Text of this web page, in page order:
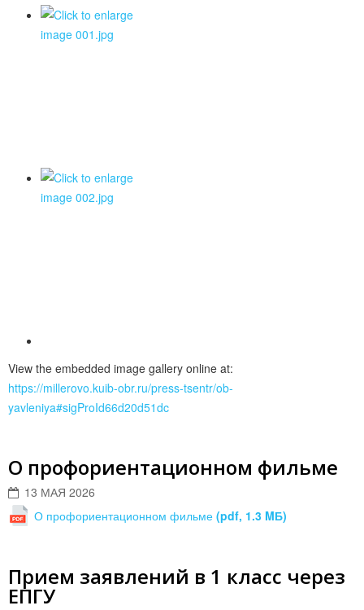
View the embedded image gallery online at:
https://millerovo.kuib-obr.ru/press-tsentr/ob-
yavleniya#sigProId66d20d51dc
О профориентационном фильме
13 МАЯ 2026
О профориентационном фильме (pdf, 1.3 MБ)
Прием заявлений в 1 класс через
ЕПГУ